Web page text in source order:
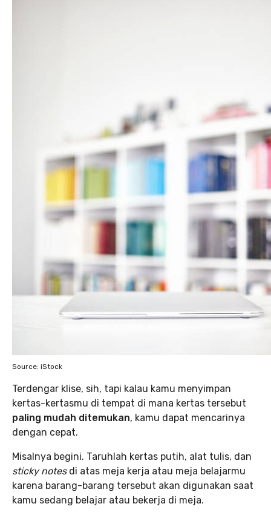
Source: iStock
Terdengar klise, sih, tapi kalau kamu menyimpan
kertas-kertasmu di tempat di mana kertas tersebut
paling mudah ditemukan, kamu dapat mencarinya
dengan cepat.
Misalnya begini. Taruhlah kertas putih, alat tulis, dan
sticky notesdi atas meja kerja atau meja belajarmu
karena barang-barang tersebut akan digunakan saat
kamu sedang belajar atau bekerja di meja.